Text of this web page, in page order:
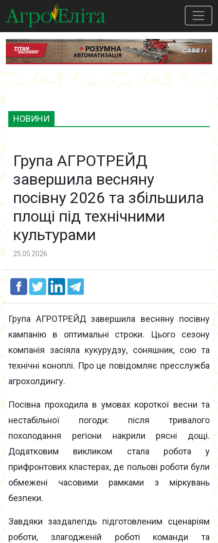
НОВИНИ
Група АГРОТРЕЙД
завершила весняну
посівну 2026 та збільшила
площі під технічними
культурами
25.05.2026
Група АГРОТРЕЙД завершила весняну посівну
кампанію в оптимальні строки. Цього сезону
компанія засіяла кукурудзу, соняшник, сою та
технічні коноплі. Про це повідомляє пресслужба
агрохолдингу.
Посівна проходила в умовах короткої весни та
нестабільної погоди: після тривалого
похолодання регіони накрили рясні дощі.
Додатковим викликом стала робота у
прифронтових кластерах, де польові роботи були
обмежені часовими рамками з міркувань
безпеки.
Завдяки заздалегідь підготовленим сценаріям
роботи, злагодженій роботі команди та